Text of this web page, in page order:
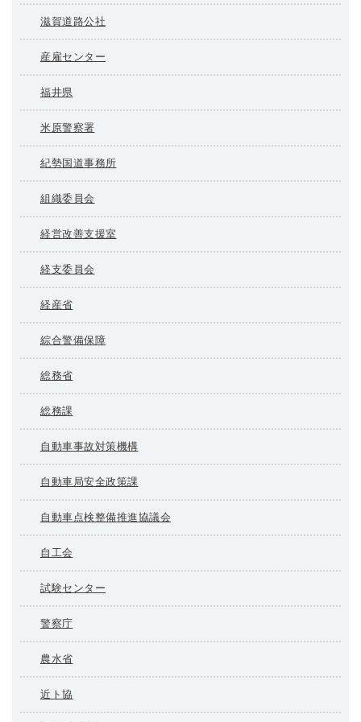
滋賀道路公社
産雇センター
福井県
米原警察署
紀勢国道事務所
組織委員会
経営改善支援室
経支委員会
経産省
綜合警備保障
総務省
総務課
自動車事故対策機構
自動車局安全政策課
自動車点検整備推進協議会
自工会
試験センター
警察庁
農水省
近ト協